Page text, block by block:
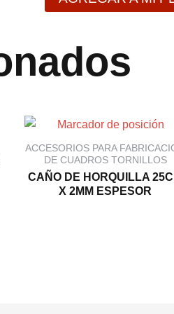
ACCESORIOS PARA
DE CUADROS TORNILLOS
CAÑO DE HORQUILLA
X 2MM ESPESOR